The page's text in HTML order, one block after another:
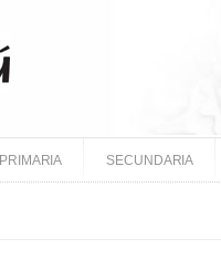
PRIMARIA SECUNDARIA